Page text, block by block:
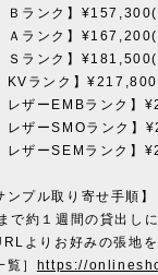
Ｂランク】
Ａランク】
Ｓランク】
KVランク】
レザーEMBランク】
レザーSMOランク
レザーSEMランク】
ンプル取り寄せ手順】
で約１週間の貸出し
よりお好みの張地を
覧］
https://